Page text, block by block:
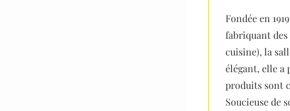
Fondée en
fabriquant des
cuisine), la
élégant, elle a
produits sont
Soucieuse de